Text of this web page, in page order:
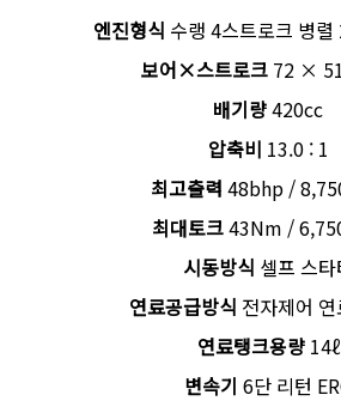
엔진형식 수랭 4스트로크 병
보어×스트로크72 ×
배기량420cc
압축비 13.0 : 1
최고출력 48bhp /
최대토크43Nm /
시동방식 셀프 스타
연료공급방식 전자제어
연료탱크용량14ℓ
변속기 6단 리턴